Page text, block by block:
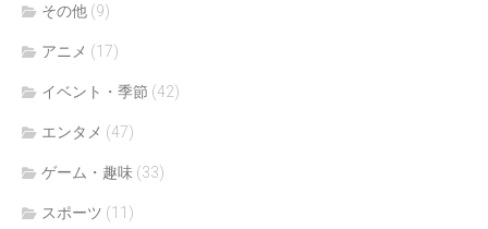
その他 (9)
アニメ (17)
イベント・季節 (42)
エンタメ (47)
ゲーム・趣味 (33)
スポーツ (11)